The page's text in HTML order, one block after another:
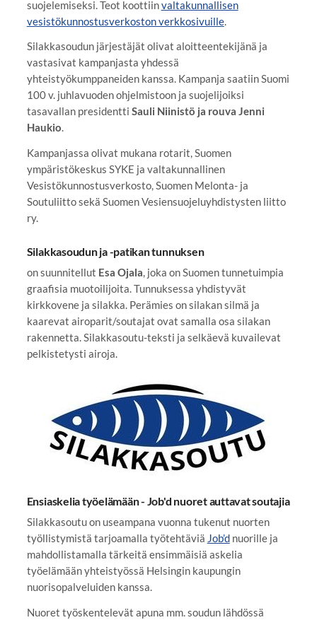
suojelemiseksi. Teot koottiinvaltakunnallisen
vesistökunnostusverkoston verkkosivuille.
Silakkasoudun järjestäjät olivat aloitteentekijänä ja
vastasivat kampanjasta yhdessä
yhteistyökumppaneiden kanssa. Kampanja saatiin Suomi
100 v. juhlavuoden ohjelmistoon ja suojelijoiksi
tasavallan presidentti Sauli Niinistö ja rouva Jenni
Haukio.
Kampanjassa olivat mukana rotarit, Suomen
ympäristökeskus SYKE ja valtakunnallinen
Vesistökunnostusverkosto, Suomen Melonta- ja
Soutuliitto sekä Suomen Vesiensuojeluyhdistysten liitto
ry.
Silakkasoudun ja -patikan tunnuksen
on suunnitellut Esa Ojala, joka on Suomen tunnetuimpia
graafisia muotoilijoita. Tunnuksessa yhdistyvät
kirkkovene ja silakka. Perämies on silakan silmä ja
kaarevat airoparit/soutajat ovat samalla osa silakan
rakennetta. Silakkasoutu-teksti ja selkäevä kuvailevat
pelkistetysti airoja.
Ensiaskelia työelämään - Job'd nuoret auttavat soutajia
Silakkasoutu on useampana vuonna tukenut nuorten
työllistymistä tarjoamalla työtehtäviä Job’dnuorille ja
mahdollistamalla tärkeitä ensimmäisiä askelia
työelämään yhteistyössä Helsingin kaupungin
nuorisopalveluiden kanssa.
Nuoret työskentelevät apuna mm. soudun lähdössä